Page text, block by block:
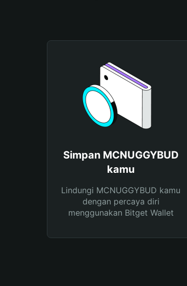
Simpan MCNUGGYBUD
kamu
Lindungi MCNUGGYBUD kamu
dengan percaya diri
menggunakan Bitget Wallet